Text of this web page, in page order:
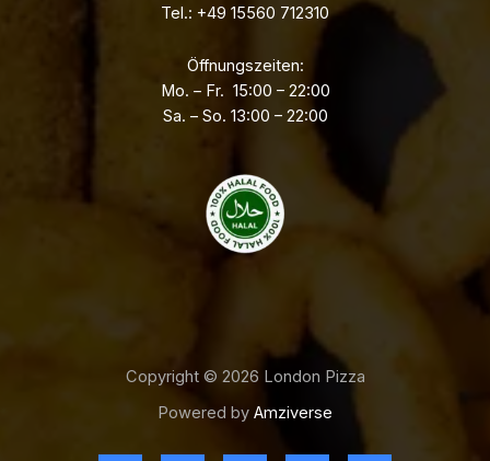
Tel.: +49 15560 712310
Öffnungszeiten:
Mo. – Fr. 15:00 – 22:00
Sa. – So. 13:00 – 22:00
Copyright © 2026 London Pizza
Powered by Amziverse